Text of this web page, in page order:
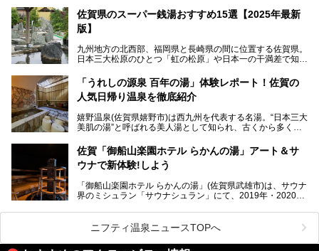
り、「美肌祈願」ができる豊玉姫神社があったりと見どころ
満載。
温泉も日帰り温泉施設から老舗の旅館までバラエティに富ん
でいて、老若男女、家族からカップルまで満喫できます。
時間がゆっくりと流れ、観光も楽しめる嬉野温泉、その中で
も人気の日帰り温泉を紹介します！
泉質はもちろん、施設も充実している所が多く、いくつも回
りたい場所ばかりですよ。
佐賀県のスーパー銭湯おすすめ15選【2025年最新
版】
九州地方の北西部、福岡県と長崎県の間に位置する佐賀県。
日本三大松原のひとつ「虹の松原」や日本一の干満差で知ら
魅力です。有田焼や伊万里焼、唐津焼などのやきものが盛ん
なことでも知られています。
佐賀県にはまた、嬉野温泉や武雄温泉を筆頭に数多くの温泉
と言われるほど。今回は、そんな佐賀県で特におすすめのス
ーパー銭湯をピックアップしました。
「うれしの源泉 百年の湯」体験レポート！佐賀の
人気日帰り温泉を徹底紹介
嬉野温泉(佐賀県嬉野市)は西九州を代表する名湯。“日本三大
美肌の湯”と呼ばれる美人湯として知られ、古くから多くの
中でも「うれしの源泉 百年の湯」は、嬉野温泉では数少な
い日帰り入浴専門施設のひとつ。多くの常連客や観光客に親
しまれています。
今回は、地元九州在住のニフティ温泉ライターである筆者が
「うれしの源泉 百年の湯」を現地体験。定番の大浴場をは
提供元：うれしの源泉 百年の湯【PR】
佐賀「御船山楽園ホテル らかんの湯」アート＆サ
ウナで新体験!しよう
「御船山楽園ホテル らかんの湯」(佐賀県武雄市)は、サウナ
界のミシュラン「サウナシュラン」にて、2019年・2020
一のサウナと言っても過言ではありません。
今回は、その大注目のサウナと温泉入浴施設を、男女別浴室
ごとに現地取材してきました！ さらには、御船山楽園で同
ニフティ温泉ニュースTOPへ